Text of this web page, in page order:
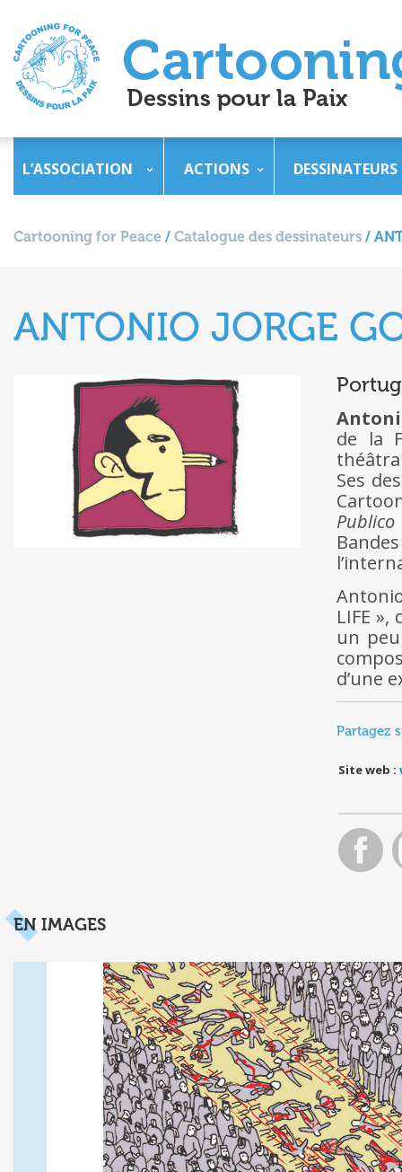
L’ASSOCIATION ACTIONS DESSINATEURS
Cartooning for Peace / Catalogue des dessinateurs /
ANTONIO JORGE
de la
Ses
Publico
LIFE
un
d’une
Partagez
Site web :
EN IMAGES